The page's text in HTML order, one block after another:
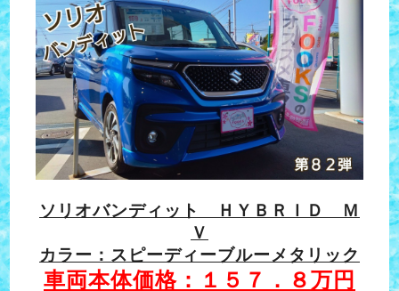
ソリオバンディット ＨＹＢＲＩＤ Ｍ
Ｖ
カラー：スピーディーブルーメタリック
車両本体価格：１５７．８万円